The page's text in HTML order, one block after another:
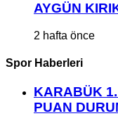
AYGÜN
2 hafta önce
Spor Haberleri
KARABÜK
PUAN